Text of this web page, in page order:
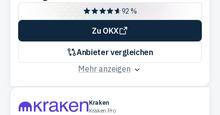
der
Redaktion
92 %
Anbieter vergleichen
Zu OKX
Mehr anzeigen
Kraken
Kraken Pro